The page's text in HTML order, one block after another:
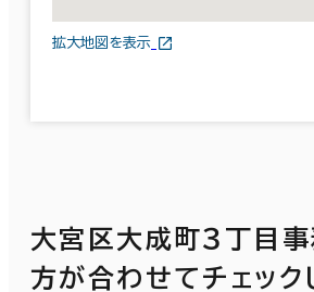
拡大地図を表示
大宮区大成町３丁目
方が合わせてチェック